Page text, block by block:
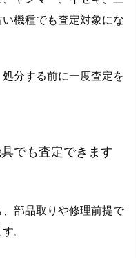
機種でも査定対象にな
分する前に一度査定を
でも査定できます
部品取りや修理前提で
。